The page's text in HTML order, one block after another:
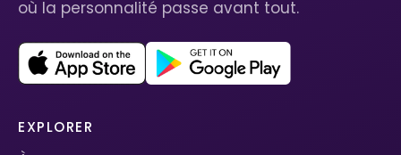
où la personnalité passe avant tout.
EXPLORER